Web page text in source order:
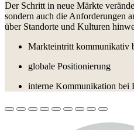
Der Schritt in neue Märkte
sondern auch die Anforderungen
über Standorte und Kulturen
Markteintritt kommunikativ
globale Positionierung
interne Kommunikation bei